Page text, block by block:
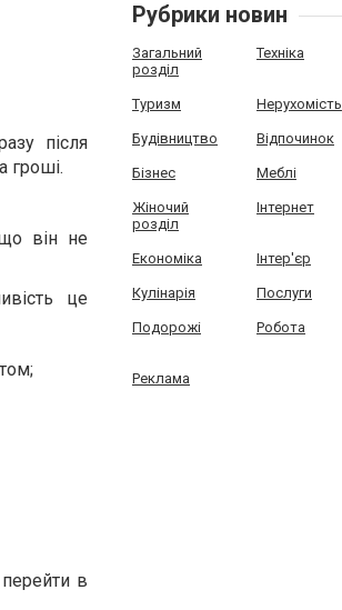
після
гроші.
він не
це
в
Рубрики новин
Загальний
розділ
Техніка
Туризм Нерухомість
Будівництво Відпочинок
Бізнес Меблі
Жіночий
розділ
Інтернет
Економіка Інтер'єр
Кулінарія Послуги
Подорожі Робота
Реклама